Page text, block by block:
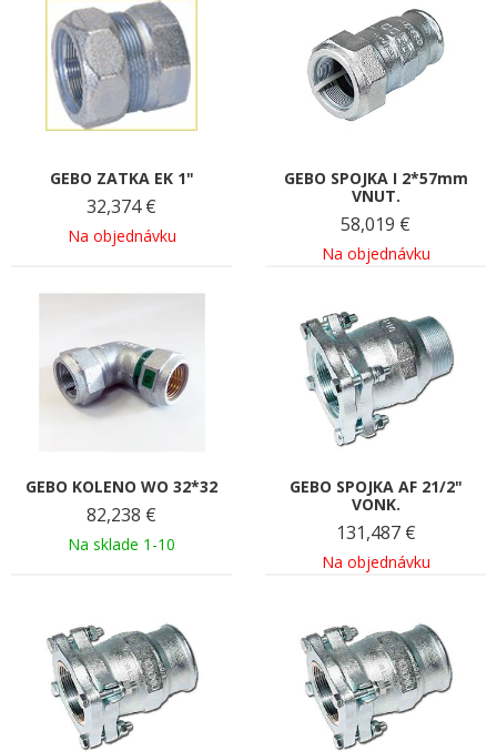
GEBO ZATKA EK 1"
32,374 €
Na objednávku
GEBO SPOJKA I 2*57mm
VNUT.
58,019 €
Na objednávku
GEBO KOLENO WO 32*32
82,238 €
Na sklade 1-10
GEBO SPOJKA AF 21/2"
VONK.
131,487 €
Na objednávku